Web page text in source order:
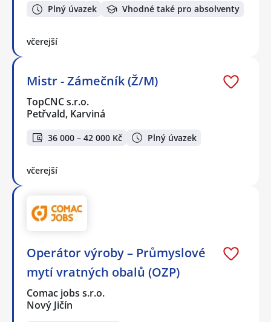
Plný úvazek Vhodné také pro absolventy
včerejší
Mistr - Zámečník (Ž/M)
TopCNC s.r.o.
Petřvald, Karviná
36 000 – 42 000 Kč Plný úvazek
včerejší
Operátor výroby – Průmyslové
mytí vratných obalů (OZP)
Comac jobs s.r.o.
Nový Jičín